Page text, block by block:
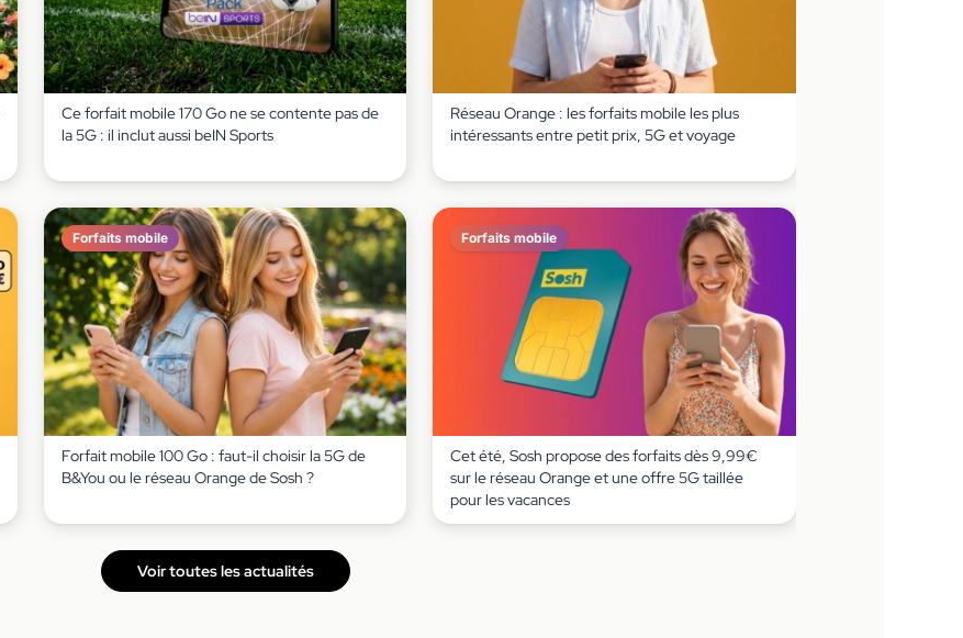
Ce forfait mobile 170 Go ne se contente pas de
la 5G : il inclut aussi beIN Sports
Réseau Orange : les forfaits mobile les plus
intéressants entre petit prix, 5G et voyage
Forfaits mobile
Forfait mobile 100 Go : faut-il choisir la 5G de
B&You ou le réseau Orange de Sosh ?
Forfaits mobile
Cet été, Sosh propose des forfaits dès 9,99€
sur le réseau Orange et une offre 5G taillée
pour les vacances
Voir toutes les actualités